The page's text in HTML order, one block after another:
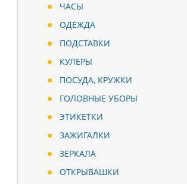
ЧАСЫ
ОДЕЖДА
ПОДСТАВКИ
КУЛЕРЫ
ПОСУДА, КРУЖКИ
ГОЛОВНЫЕ УБОРЫ
ЭТИКЕТКИ
ЗАЖИГАЛКИ
ЗЕРКАЛА
ОТКРЫВАШКИ